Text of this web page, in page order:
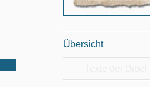
Übersicht